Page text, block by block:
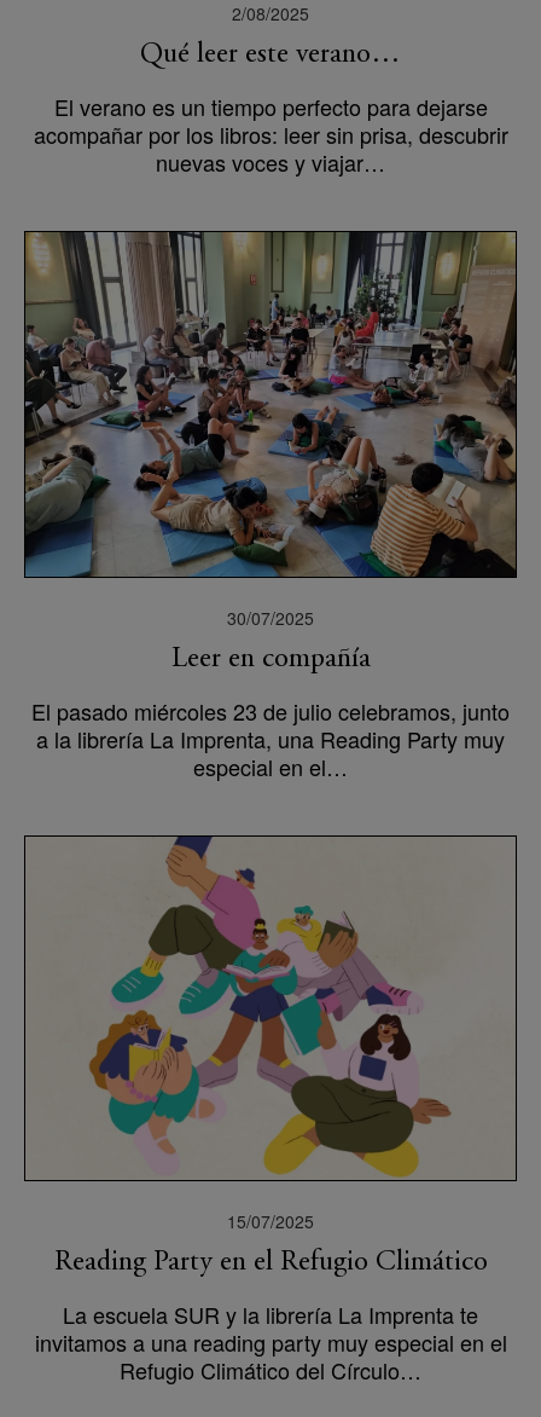
2/08/2025
Qué leer este verano…
El verano es un tiempo perfecto para dejarse
acompañar por los libros: leer sin prisa, descubrir
nuevas voces y viajar…
30/07/2025
Leer en compañía
El pasado miércoles 23 de julio celebramos, junto
a la librería La Imprenta, una Reading Party muy
especial en el…
15/07/2025
Reading Party en el Refugio Climático
La escuela SUR y la librería La Imprenta te
invitamos a una reading party muy especial en el
Refugio Climático del Círculo…